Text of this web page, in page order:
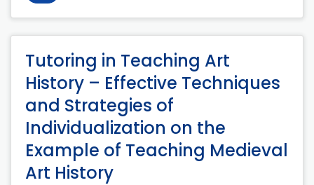
Tutoring in Teaching Art
History – Effective Techniques
and Strategies of
Individualization on the
Example of Teaching Medieval
Art History